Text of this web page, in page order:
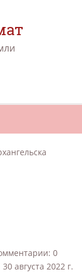
0
30 августа 2022 г.